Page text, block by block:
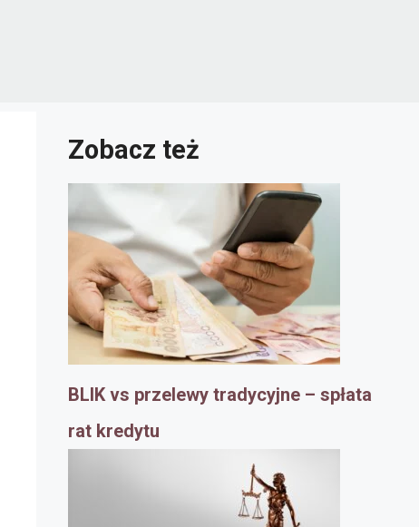
Zobacz też
BLIK vs przelewy tradycyjne – spłata
rat kredytu